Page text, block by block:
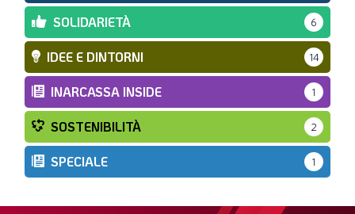
SOLIDARIETÀ 6
IDEE E DINTORNI 14
INARCASSA INSIDE 1
SOSTENIBILITÀ 2
SPECIALE 1